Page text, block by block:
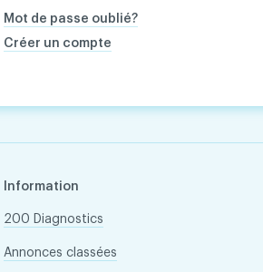
Mot de passe oublié?
Créer un compte
Information
200 Diagnostics
Annonces classées